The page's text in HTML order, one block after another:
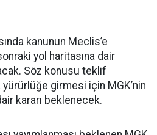
kanunun Meclis’e
yol haritasına dair
Söz konusu teklif
girmesi için MGK’nin
kararı beklenecek.